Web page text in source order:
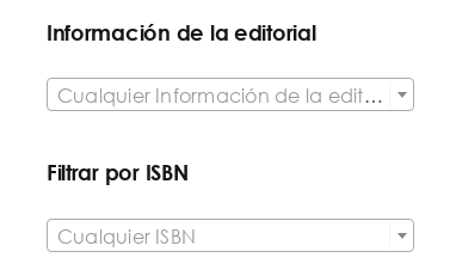
Información de la editorial
Cualquier Información de la editorial
Filtrar por ISBN
Cualquier ISBN